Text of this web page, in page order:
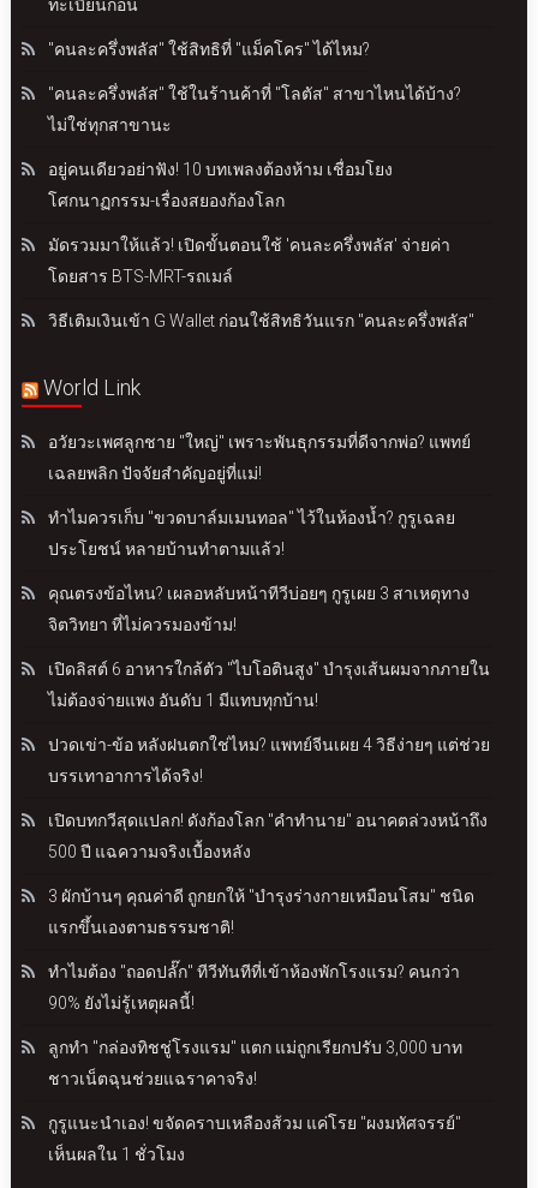
ทะเบียนก่อน
"คนละครึ่งพลัส" ใช้สิทธิที่ "แม็คโคร" ได้ไหม?
"คนละครึ่งพลัส" ใช้ในร้านค้าที่ "โลตัส" สาขาไหนได้บ้าง?
ไม่ใช่ทุกสาขานะ
อยู่คนเดียวอย่าฟัง! 10 บทเพลงต้องห้าม เชื่อมโยง
โศกนาฏกรรม-เรื่องสยองก้องโลก
มัดรวมมาให้แล้ว! เปิดขั้นตอนใช้ 'คนละครึ่งพลัส' จ่ายค่า
โดยสาร BTS-MRT-รถเมล์
วิธีเติมเงินเข้า G Wallet ก่อนใช้สิทธิวันแรก "คนละครึ่งพลัส"
World Link
อวัยวะเพศลูกชาย "ใหญ่" เพราะพันธุกรรมที่ดีจากพ่อ? แพทย์
เฉลยพลิก ปัจจัยสำคัญอยู่ที่แม่!
ทำไมควรเก็บ "ขวดบาล์มเมนทอล" ไว้ในห้องน้ำ? กูรูเฉลย
ประโยชน์ หลายบ้านทำตามแล้ว!
คุณตรงข้อไหน? เผลอหลับหน้าทีวีบ่อยๆ กูรูเผย 3 สาเหตุทาง
จิตวิทยา ที่ไม่ควรมองข้าม!
เปิดลิสต์ 6 อาหารใกล้ตัว "ไบโอตินสูง" บำรุงเส้นผมจากภายใน
ไม่ต้องจ่ายแพง อันดับ 1 มีแทบทุกบ้าน!
ปวดเข่า-ข้อ หลังฝนตกใช่ไหม? แพทย์จีนเผย 4 วิธีง่ายๆ แต่ช่วย
บรรเทาอาการได้จริง!
เปิดบทกวีสุดแปลก! ดังก้องโลก "คำทำนาย" อนาคตล่วงหน้าถึง
500 ปี แฉความจริงเบื้องหลัง
3 ผักบ้านๆ คุณค่าดี ถูกยกให้ "บำรุงร่างกายเหมือนโสม" ชนิด
แรกขึ้นเองตามธรรมชาติ!
ทำไมต้อง "ถอดปลั๊ก" ทีวีทันทีที่เข้าห้องพักโรงแรม? คนกว่า
90% ยังไม่รู้เหตุผลนี้!
ลูกทำ "กล่องทิชชู่โรงแรม" แตก แม่ถูกเรียกปรับ 3,000 บาท
ชาวเน็ตฉุนช่วยแฉราคาจริง!
กูรูแนะนำเอง! ขจัดคราบเหลืองส้วม แค่โรย "ผงมหัศจรรย์"
เห็นผลใน 1 ชั่วโมง